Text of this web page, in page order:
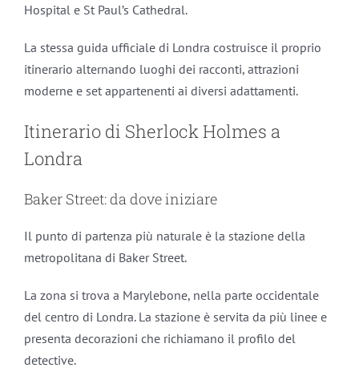
Hospital e St Paul’s Cathedral.
La stessa guida ufficiale di Londra costruisce il proprio
itinerario alternando luoghi dei racconti, attrazioni
moderne e set appartenenti ai diversi adattamenti.
Itinerario di Sherlock Holmes a
Londra
Baker Street: da dove iniziare
Il punto di partenza più naturale è la stazione della
metropolitana di Baker Street.
La zona si trova a Marylebone, nella parte occidentale
del centro di Londra. La stazione è servita da più linee e
presenta decorazioni che richiamano il profilo del
detective.